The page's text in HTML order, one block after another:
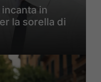
in
la sorella di